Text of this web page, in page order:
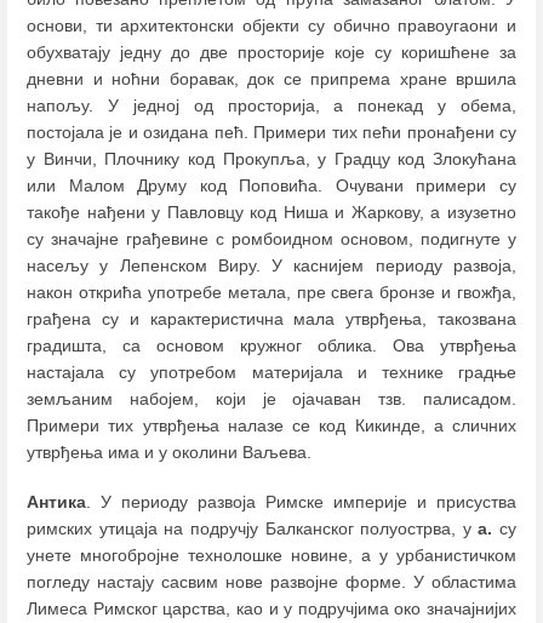
основи, ти архитектонски објекти су обично правоугаони и
обухватају једну до две просторије које су коришћене за
дневни и ноћни боравак, док се припрема хране вршила
напољу. У једној од просторија, а понекад у обема,
постојала је и озидана пећ. Примери тих пећи пронађени су
у Винчи, Плочнику код Прокупља, у Градцу код Злокућана
или Малом Друму код Поповића. Очувани примери су
такође нађени у Павловцу код Ниша и Жаркову, а изузетно
су значајне грађевине с ромбоидном основом, подигнуте у
насељу у Лепенском Виру. У каснијем периоду развоја,
након открића употребе метала, пре свега бронзе и гвожђа,
грађена су и карактеристична мала утврђења, такозвана
градишта, са основом кружног облика. Ова утврђења
настајала су употребом материјала и технике градње
земљаним набојем, који је ојачаван тзв. палисадом.
Примери тих утврђења налазе се код Кикинде, а сличних
утврђења има и у околини Ваљева.
Антика . У периоду развоја Римске империје и присуства
римских утицаја на подручју Балканског полуострва, уа. су
унете многобројне технолошке новине, а у урбанистичком
погледу настају сасвим нове развојне форме. У областима
Лимеса Римског царства, као и у подручјима око значајнијих